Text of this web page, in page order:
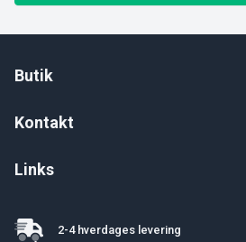
Butik
Kontakt
Links
2-4 hverdages levering